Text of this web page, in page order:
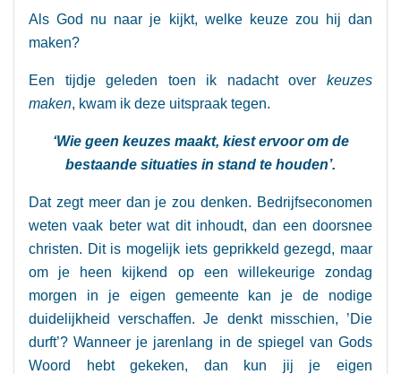
Als God nu naar je kijkt, welke keuze zou hij dan
maken?
Een tijdje geleden toen ik nadacht over keuzes
maken, kwam ik deze uitspraak tegen.
‘Wie geen keuzes maakt, kiest ervoor om de
bestaande situaties in stand te houden’.
Dat zegt meer dan je zou denken. Bedrijfseconomen
weten vaak beter wat dit inhoudt, dan een doorsnee
christen. Dit is mogelijk iets geprikkeld gezegd, maar
om je heen kijkend op een willekeurige zondag
morgen in je eigen gemeente kan je de nodige
duidelijkheid verschaffen. Je denkt misschien, ’Die
durft’? Wanneer je jarenlang in de spiegel van Gods
Woord hebt gekeken, dan kun jij je eigen